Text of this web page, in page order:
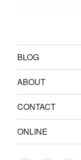
BLOG
ABOUT
CONTACT
ONLINE